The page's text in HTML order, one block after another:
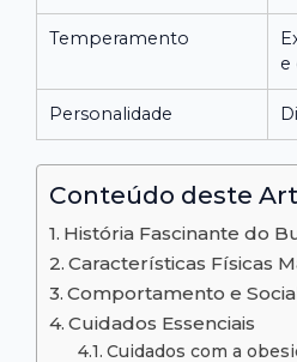
Temperamento
e
Personalidade
Conteúdo deste
História Fascinante do
Características Físicas
Comportamento e
Cuidados Essenciais
Cuidados com a